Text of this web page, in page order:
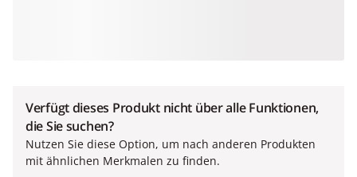
Verfügt dieses Produkt nicht über alle Funktionen,
die Sie suchen?
Nutzen Sie diese Option, um nach anderen Produkten
mit ähnlichen Merkmalen zu finden.